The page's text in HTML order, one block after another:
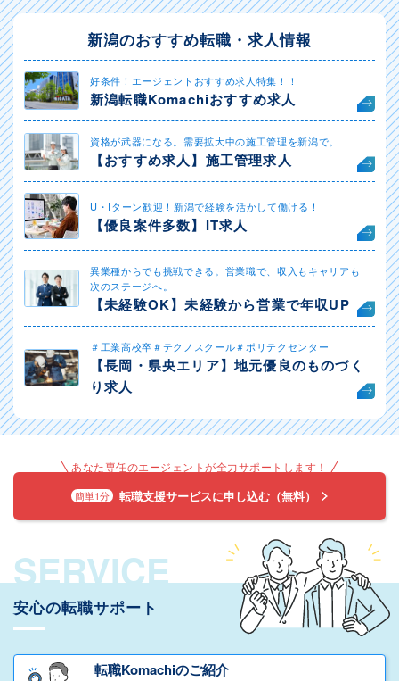
新潟のおすすめ転職・求人情報
好条件！エージェントおすすめ求人特集！！
新潟転職Komachiおすすめ求人
資格が武器になる。需要拡大中の施工管理を新潟で。
【おすすめ求人】施工管理求人
U・Iターン歓迎！新潟で経験を活かして働ける！
【優良案件多数】IT求人
異業種からでも挑戦できる。営業職で、収入もキャリアも
次のステージへ。
【未経験OK】未経験から営業で年収UP
＃工業高校卒＃テクノスクール＃ポリテクセンター
【長岡・県央エリア】地元優良のものづく
り求人
あなた専任のエージェントが全力サポートします！
簡単1分 転職支援サービスに申し込む（無料）
SERVICE
安心の転職サポート
転職Komachiのご紹介